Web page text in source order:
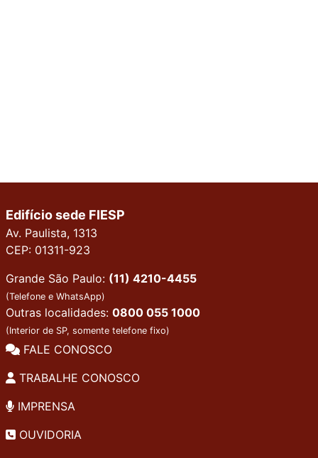
Edifício sede FIESP
Av. Paulista, 1313
CEP: 01311-923
Grande São Paulo: (11) 4210-4455
(Telefone e WhatsApp)
Outras localidades: 0800 055 1000
(Interior de SP, somente telefone fixo)
FALE CONOSCO
TRABALHE CONOSCO
IMPRENSA
OUVIDORIA